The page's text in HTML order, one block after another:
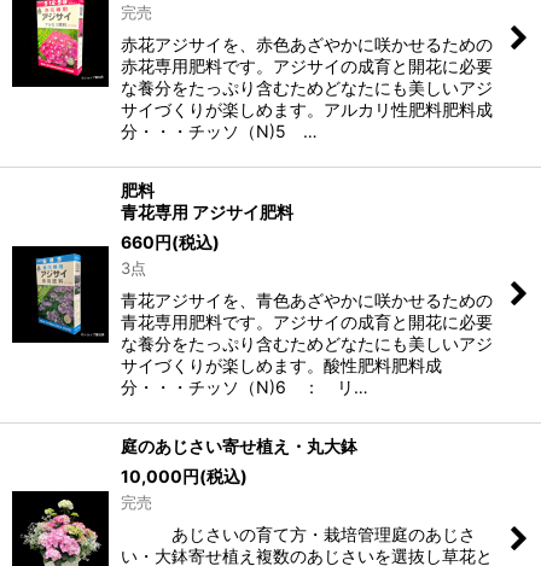
完売
赤花アジサイを、赤色あざやかに咲かせるための
赤花専用肥料です。アジサイの成育と開花に必要
な養分をたっぷり含むためどなたにも美しいアジ
サイづくりが楽しめます。アルカリ性肥料肥料成
分・・・チッソ（N)5 …
肥料
青花専用 アジサイ肥料
660円(税込)
3点
青花アジサイを、青色あざやかに咲かせるための
青花専用肥料です。アジサイの成育と開花に必要
な養分をたっぷり含むためどなたにも美しいアジ
サイづくりが楽しめます。酸性肥料肥料成
分・・・チッソ（N)6 ： リ…
庭のあじさい寄せ植え・丸大鉢
10,000円(税込)
完売
あじさいの育て方・栽培管理庭のあじさ
い・大鉢寄せ植え複数のあじさいを選抜し草花と